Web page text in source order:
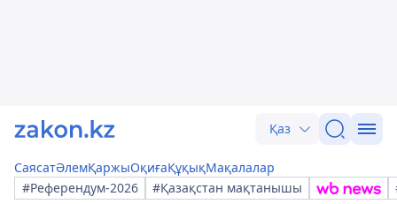
Қаз
СаясатӘлемҚаржыОқиғаҚұқықМақалалар
#Референдум-2026
#Қазақстан мақтанышы